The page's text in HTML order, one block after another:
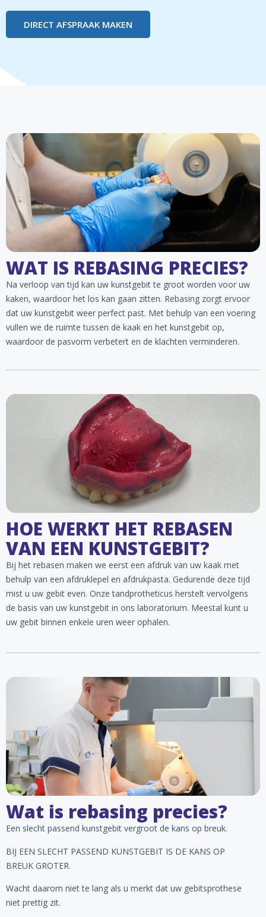
DIRECT AFSPRAAK MAKEN
WAT IS REBASING PRECIES?
Na verloop van tijd kan uw kunstgebit te groot worden voor uw
kaken, waardoor het los kan gaan zitten. Rebasing zorgt ervoor
dat uw kunstgebit weer perfect past. Met behulp van een voering
vullen we de ruimte tussen de kaak en het kunstgebit op,
waardoor de pasvorm verbetert en de klachten verminderen.
HOE WERKT HET REBASEN
VAN EEN KUNSTGEBIT?
Bij het rebasen maken we eerst een afdruk van uw kaak met
behulp van een afdruklepel en afdrukpasta. Gedurende deze tijd
mist u uw gebit even. Onze tandprotheticus herstelt vervolgens
de basis van uw kunstgebit in ons laboratorium. Meestal kunt u
uw gebit binnen enkele uren weer ophalen.
Wat is rebasing precies?
Een slecht passend kunstgebit vergroot de kans op breuk.
BIJ EEN SLECHT PASSEND KUNSTGEBIT IS DE KANS OP
BREUK GROTER.
Wacht daarom niet te lang als u merkt dat uw gebitsprothese
niet prettig zit.